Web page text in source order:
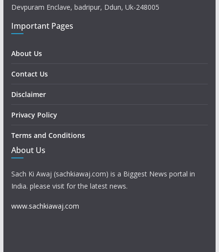
Devpuram Enclave, badripur, Ddun, Uk-248005
Important Pages
About Us
Contact Us
Disclaimer
Privacy Policy
Terms and Conditions
About Us
Sach Ki Awaj (sachkiawaj.com) is a Biggest News portal in
India. please visit for the latest news.
www.sachkiawaj.com